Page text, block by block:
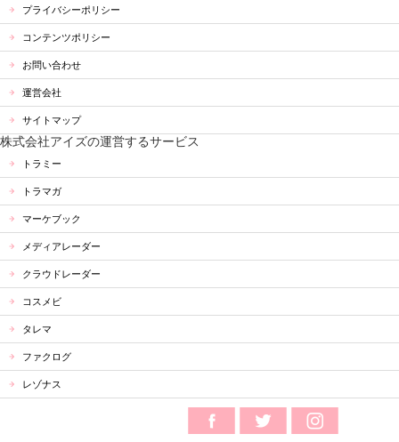
プライバシーポリシー
コンテンツポリシー
お問い合わせ
運営会社
サイトマップ
株式会社アイズの運営するサービス
トラミー
トラマガ
マーケブック
メディアレーダー
クラウドレーダー
コスメビ
タレマ
ファクログ
レゾナス